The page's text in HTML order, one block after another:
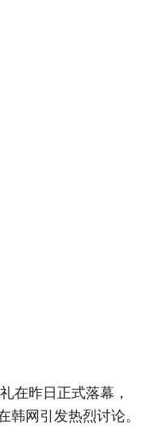
在昨日正式落幕，
韩网引发热烈讨论。